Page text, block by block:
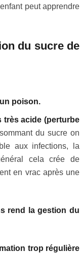
peut apprendre
du sucre de
poison.
très acide (perturbe
du sucre on
aux infections, la
cela crée de
en vrac après une
rend la gestion du
trop régulière